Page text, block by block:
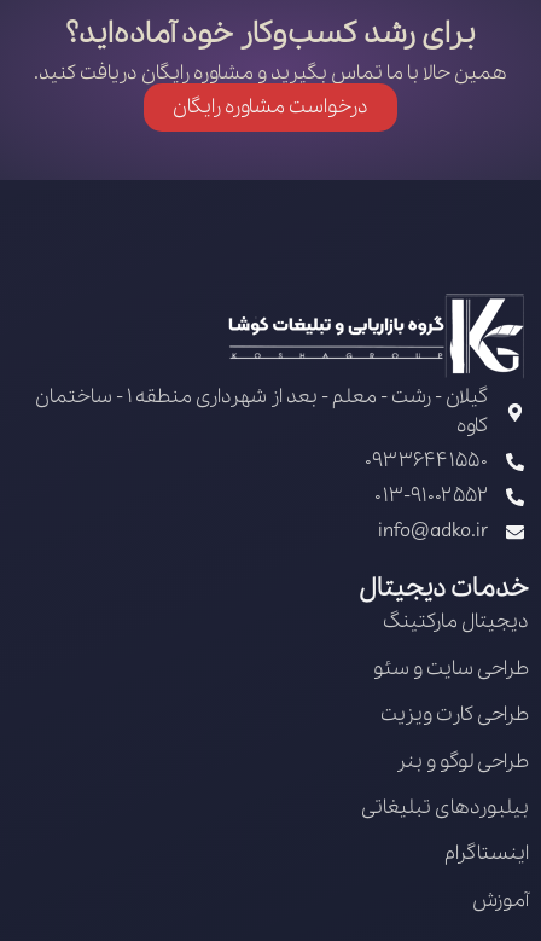
برای رشد کسب‌وکار خود آماده‌اید؟
همین حالا با ما تماس بگیرید و مشاوره رایگان دریافت کنید.
درخواست مشاوره رایگان
گیلان - رشت - معلم - بعد از شهرداری منطقه 1 - ساختمان
کاوه
09336441550
013-91002552
info@adko.ir
خدمات دیجیتال
دیجیتال مارکتینگ
طراحی سایت و سئو
طراحی کارت ویزیت
طراحی لوگو و بنر
بیلبوردهای تبلیغاتی
اینستاگرام
آموزش